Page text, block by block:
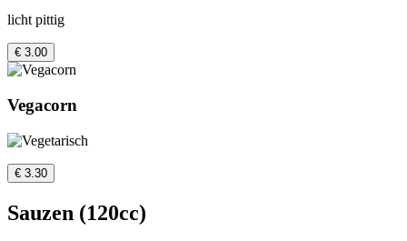
licht pittig
€ 3.00
Vegacorn
€ 3.30
Sauzen (120cc)